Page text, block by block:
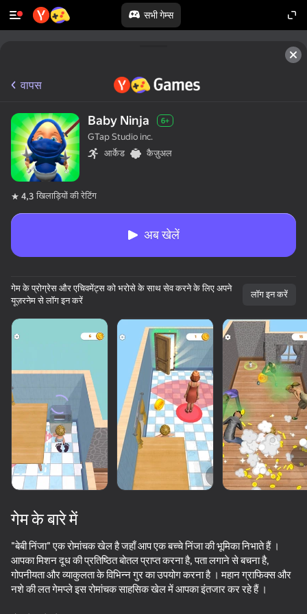
सभी गेम्स
50+ शीर्ष गेम. सभी द्वारा
पसंद किए गए. यहां तक कि “नॉन-गेमर्स”
41
49
वापस
Baby Ninja 6+
GTap Studio inc.
आर्केड
कैज़ुअल
4,3 खिलाड़ियों की रेटिंग
अब खेलें
गेम के प्रोग्रेस और एचिवमेंट्स को भरोसे के साथ सेव करने के लिए अपने
यूज़रनेम से लॉग इन करें
लॉग इन करें
गेम के बारे में
"बेबी निंजा" एक रोमांचक खेल है जहाँ आप एक बच्चे निंजा की भूमिका निभाते हैं ।
आपका मिशन दूध की प्रतिष्ठित बोतल प्राप्त करना है, पता लगाने से बचना है,
गोपनीयता और व्याकुलता के विभिन्न गुर का उपयोग करना है । महान ग्राफिक्स और
नशे की लत गेमप्ले इस रोमांचक साहसिक खेल में आपका इंतजार कर रहे हैं ।